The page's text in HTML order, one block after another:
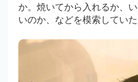
か。焼いてから入れるか、
いのか、などを模索していた